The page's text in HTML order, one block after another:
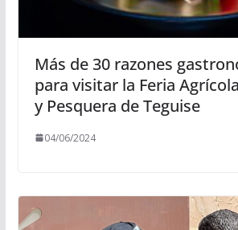
Más de 30 razones
para visitar la Feria
y Pesquera de Teguise
04/06/2024